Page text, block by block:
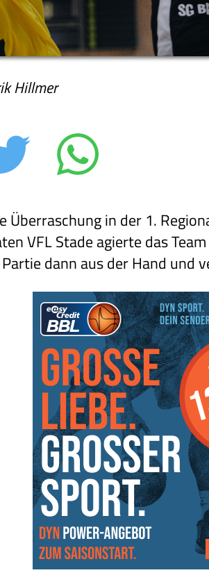
Hillmer
Überraschung in der 1.
VFL Stade agierte das
dann aus der Hand und